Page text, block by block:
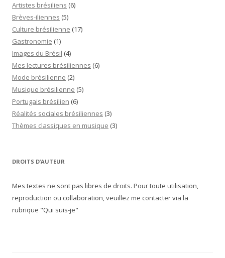
Artistes brésiliens (6)
Brèves-iliennes (5)
Culture brésilienne (17)
Gastronomie (1)
Images du Brésil (4)
Mes lectures brésiliennes (6)
Mode brésilienne (2)
Musique brésilienne (5)
Portugais brésilien (6)
Réalités sociales brésiliennes (3)
Thèmes classiques en musique (3)
DROITS D’AUTEUR
Mes textes ne sont pas libres de droits. Pour toute utilisation,
reproduction ou collaboration, veuillez me contacter via la
rubrique "Qui suis-je"